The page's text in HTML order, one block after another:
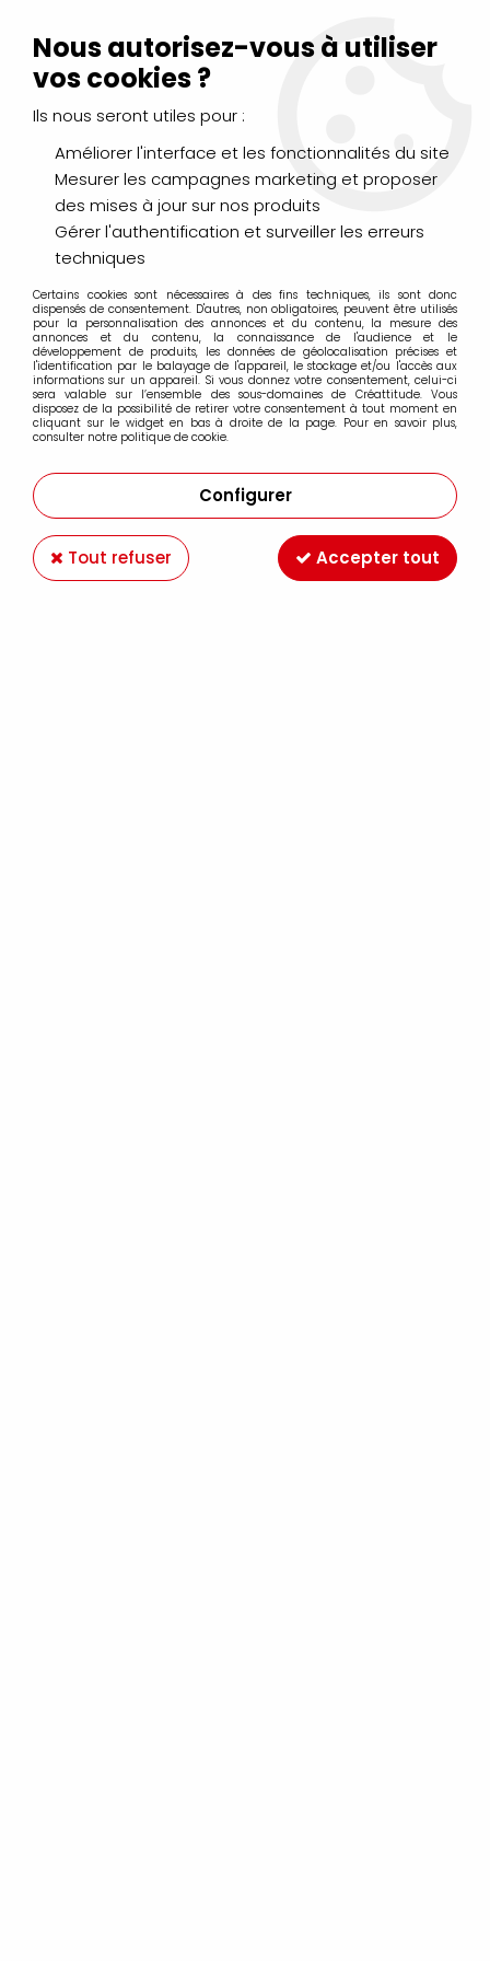
(France, Belgique et Luxembourg)
Service client
Le Mans
Accueil >DESSIN & ARTS GRAPHIQUES >Marqueurs Acrylique
Acrylic Marker Pébéo
Acrylic Marker Pébéo
ACRYLIC MARKER PÉBÉO 0.7MM
Nous autorisez-vous à utiliser
vos cookies ?
Ils nous seront utiles pour :
Améliorer l'interface et les fonctionnalités du site
Mesurer les campagnes marketing et proposer
des mises à jour sur nos produits
Gérer l'authentification et surveiller les erreurs
techniques
Certains cookies sont nécessaires à des fins techniques, ils sont donc
dispensés de consentement. D'autres, non obligatoires, peuvent être utilisés
pour la personnalisation des annonces et du contenu, la mesure des
annonces et du contenu, la connaissance de l'audience et le
développement de produits, les données de géolocalisation précises et
l'identification par le balayage de l'appareil, le stockage et/ou l'accès aux
informations sur un appareil. Si vous donnez votre consentement, celui-ci
sera valable sur l’ensemble des sous-domaines de Créattitude. Vous
disposez de la possibilité de retirer votre consentement à tout moment en
cliquant sur le widget en bas à droite de la page. Pour en savoir plus,
consulter notre politique de cookie.
Configurer
Tout refuser Accepter tout